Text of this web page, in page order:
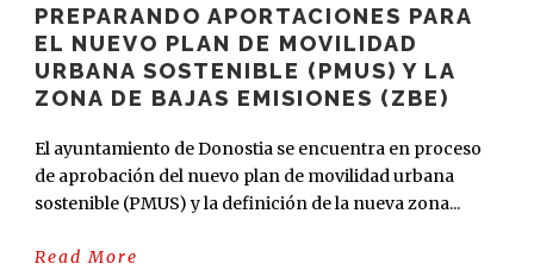
PREPARANDO APORTACIONES PARA
EL NUEVO PLAN DE MOVILIDAD
URBANA SOSTENIBLE (PMUS) Y LA
ZONA DE BAJAS EMISIONES (ZBE)
El ayuntamiento de Donostia se encuentra en proceso
de aprobación del nuevo plan de movilidad urbana
sostenible (PMUS) y la definición de la nueva zona...
Read More